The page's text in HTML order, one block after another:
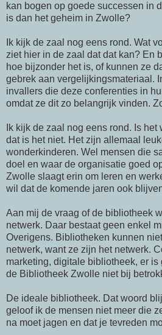
kan bogen op goede successen in
is dan het geheim in Zwolle?
Ik kijk de zaal nog eens rond. Wat
ziet hier in de zaal dat dat kan? En
hoe bijzonder het is, of kunnen ze
gebrek aan vergelijkingsmateriaal.
invallers die deze conferenties in
omdat ze dit zo belangrijk vinden.
Ik kijk de zaal nog eens rond. Is
dat is het niet. Het zijn allemaal
wonderkinderen. Wel mensen die
doel en waar de organisatie goed
Zwolle slaagt erin om leren en
wil dat de komende jaren ook
Aan mij de vraag of de bibliotheek
netwerk. Daar bestaat geen enkel
Overigens. Bibliotheken kunnen
netwerk, want ze zijn het netwerk.
marketing, digitale bibliotheek, er
de Bibliotheek Zwolle niet bij
De ideale bibliotheek. Dat woord
geloof ik de mensen niet meer die
na moet jagen en dat je tevreden